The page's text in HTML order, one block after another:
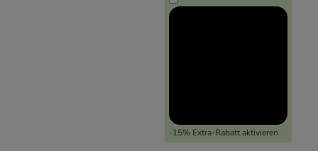
-15% Extra-Rabatt aktivieren